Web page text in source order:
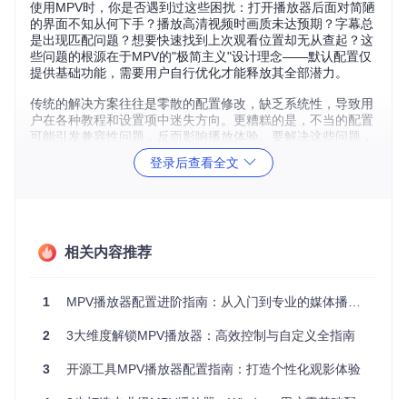
使用MPV时，你是否遇到过这些困扰：打开播放器后面对简陋
的界面不知从何下手？播放高清视频时画质未达预期？字幕总
是出现匹配问题？想要快速找到上次观看位置却无从查起？这
些问题的根源在于MPV的"极简主义"设计理念——默认配置仅
提供基础功能，需要用户自行优化才能释放其全部潜力。
传统的解决方案往往是零散的配置修改，缺乏系统性，导致用
户在各种教程和设置项中迷失方向。更糟糕的是，不当的配置
可能引发兼容性问题，反而影响播放体验。要解决这些问题，
我们需要一套模块化、可扩展的配置架构，既能满足新手用户
的易用性需求，又能为高级用户提供深度定制的空间。
将MPV配置系统比作"数字影音指挥中心"，每个功能模块就像
指挥中心的不同部门，协同工作以提供卓越的播放体验。这套
核心配置层：位于项目根目录，包含mpv.conf和input.conf
行为和快捷键系统。
功能模块层：分布在scripts/和script-opts/目录，提供
登录后查看全文
相关内容推荐
1 MPV播放器配置进阶指南：从入门到专业的媒体播放增强方案
2 3大维度解锁MPV播放器：高效控制与自定义全指南
3 开源工具MPV播放器配置指南：打造个性化观影体验